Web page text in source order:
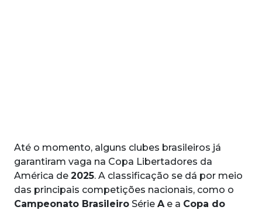
Até o momento, alguns clubes brasileiros já
garantiram vaga na Copa Libertadores da
América de 2025. A classificação se dá por meio
das principais competições nacionais, como o
Campeonato Brasileiro Série A e a Copa do